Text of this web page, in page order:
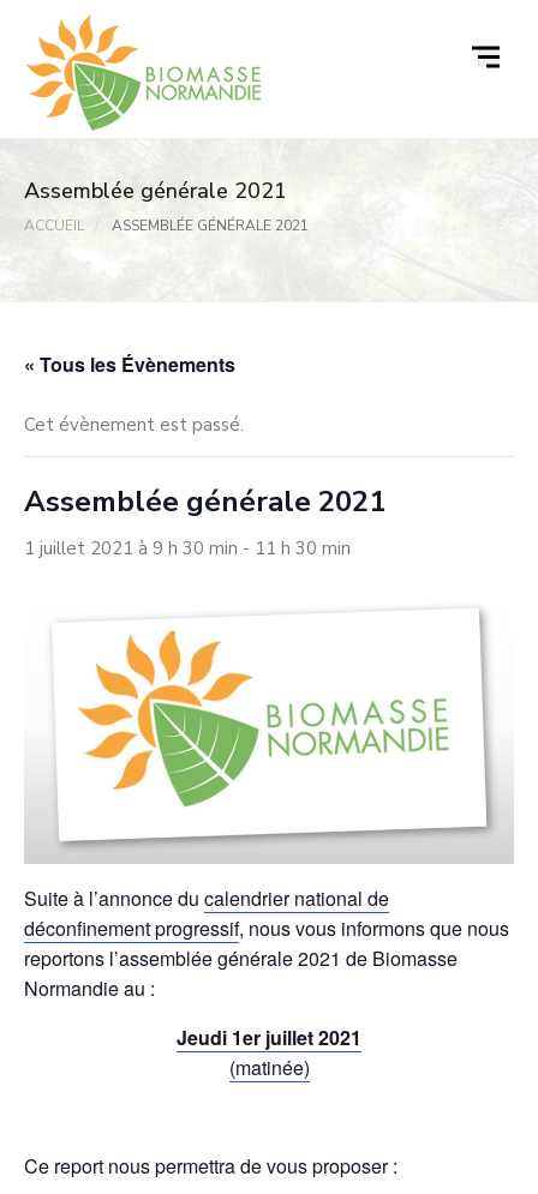
contenu
Assemblée générale 2021
ACCUEIL ASSEMBLÉE GÉNÉRALE 2021
« Tous les Évènements
Cet évènement est passé.
Assemblée générale 2021
1 juillet 2021 à 9 h 30 min - 11 h 30 min
Suite à l’annonce du calendrier national de
déconfinement progressif, nous vous informons que nous
reportons l’assemblée générale 2021 de Biomasse
Normandie au :
Jeudi 1er juillet 2021
(matinée)
Ce report nous permettra de vous proposer :